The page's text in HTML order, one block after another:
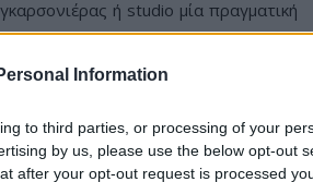
Information
to third parties, or processing of your
by us, please use the below opt-out
after your opt-out request is processed
ή studio μία πραγματική
εξάπλωση των βραχυχρόνιων
διαχείριση του ενεργειακού
αλλά και η αύξηση των
Σε συνδυασμό, μάλιστα, με την
έχουν μετατραπεί σε «είδος εν